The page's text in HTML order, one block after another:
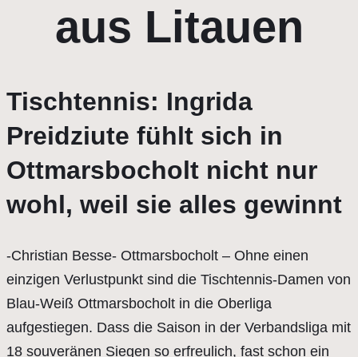
aus Litauen
Tischtennis: Ingrida
Preidziute fühlt sich in
Ottmarsbocholt nicht nur
wohl, weil sie alles gewinnt
-Christian Besse- Ottmarsbocholt – Ohne einen
einzigen Verlustpunkt sind die Tischtennis-Damen von
Blau-Weiß Ottmarsbocholt in die Oberliga
aufgestiegen. Dass die Saison in der Verbandsliga mit
18 souveränen Siegen so erfreulich, fast schon ein